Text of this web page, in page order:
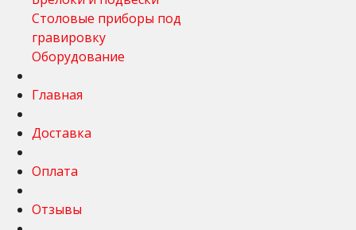
Столовые приборы под
гравировку
Оборудование
Главная
Доставка
Оплата
Отзывы